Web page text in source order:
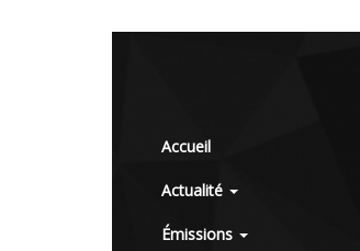
Accueil
Actualité
Émissions